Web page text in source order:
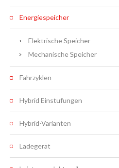
Energiespeicher
Elektrische Speicher
Mechanische Speicher
Fahrzyklen
Hybrid Einstufungen
Hybrid-Varianten
Ladegerät